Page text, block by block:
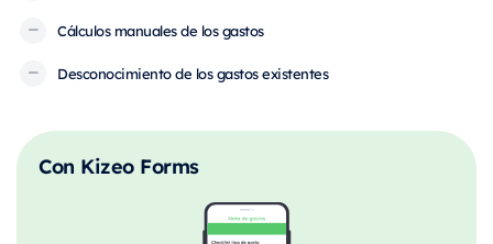
Cálculos manuales de los gastos
Desconocimiento de los gastos existentes
Con Kizeo Forms